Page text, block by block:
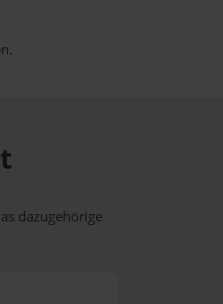
dazugehörige